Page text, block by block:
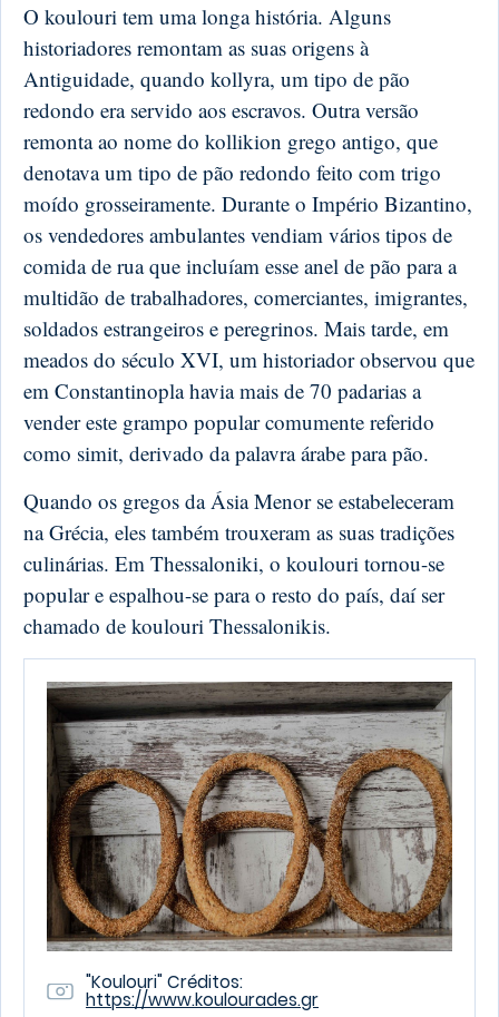
O koulouri tem uma longa história. Alguns
historiadores remontam as suas origens à
Antiguidade, quando kollyra, um tipo de pão
redondo era servido aos escravos. Outra versão
remonta ao nome do kollikion grego antigo, que
denotava um tipo de pão redondo feito com trigo
moído grosseiramente. Durante o Império Bizantino,
os vendedores ambulantes vendiam vários tipos de
comida de rua que incluíam esse anel de pão para a
multidão de trabalhadores, comerciantes, imigrantes,
soldados estrangeiros e peregrinos. Mais tarde, em
meados do século XVI, um historiador observou que
em Constantinopla havia mais de 70 padarias a
vender este grampo popular comumente referido
como simit, derivado da palavra árabe para pão.
Quando os gregos da Ásia Menor se estabeleceram
na Grécia, eles também trouxeram as suas tradições
culinárias. Em Thessaloniki, o koulouri tornou-se
popular e espalhou-se para o resto do país, daí ser
chamado de koulouri Thessalonikis.
"Koulouri" Créditos:
https://www.koulourades.gr